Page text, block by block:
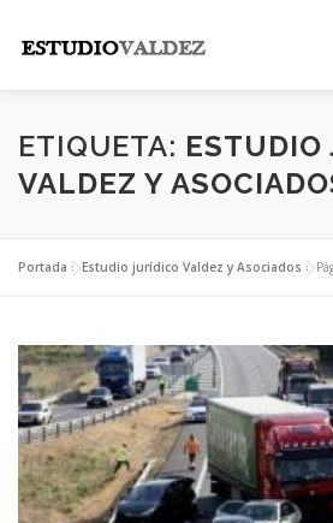
contenido
INICIO INSTITUCIONAL
ETIQUETA: ESTUDIO
VALDEZ Y
Portada »Estudio jurídico Valdez y Asociados »